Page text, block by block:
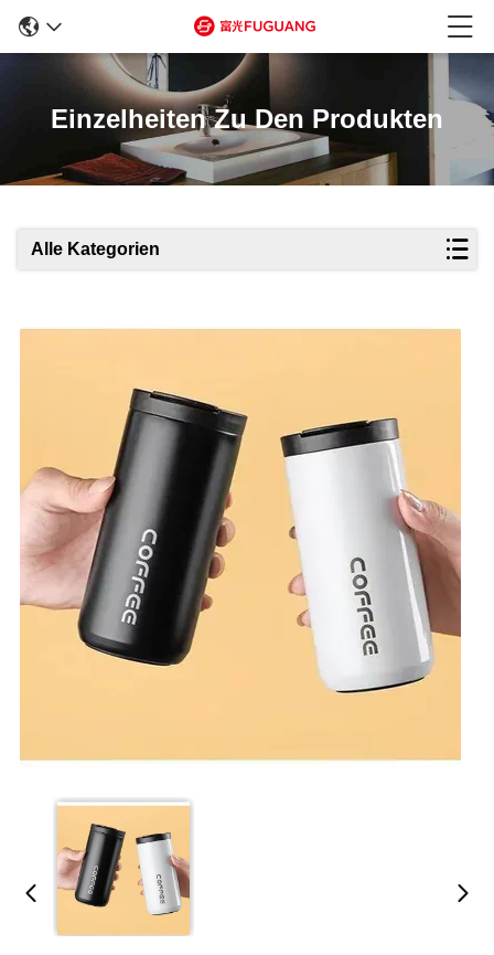
Einzelheiten Zu Den Produkten
Alle Kategorien